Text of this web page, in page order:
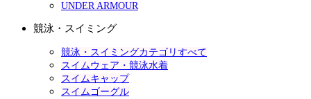
UNDER ARMOUR
競泳・スイミング
競泳・スイミングカテゴリすべて
スイムウェア・競泳水着
スイムキャップ
スイムゴーグル